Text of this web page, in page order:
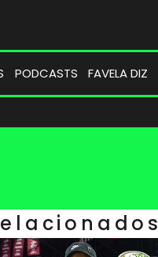
PODCASTS FAVELA DIZ